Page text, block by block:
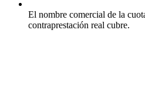
El nombre comercial de la
contraprestación real cubre.